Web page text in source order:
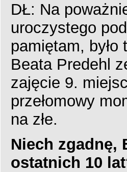
DŁ: Na
uroczystego
pamiętam,
Beata Predehl
zajęcie 9.
przełomowy
na złe.
Niech zgadnę,
ostatnich 10